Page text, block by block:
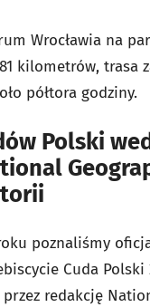
Wrocławia na
kilometrów, trasa
półtora godziny.
Polski
poznaliśmy
Cuda Polski
redakcję